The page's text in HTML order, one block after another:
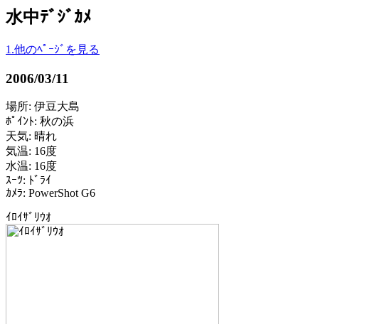
水中ﾃﾞｼﾞｶﾒ
1.他のﾍﾟｰｼﾞを見る
2006/03/11
場所: 伊豆大島
ﾎﾟｲﾝﾄ: 秋の浜
天気: 晴れ
気温: 16度
水温: 16度
ｽｰﾂ: ﾄﾞﾗｲ
ｶﾒﾗ: PowerShot G6
ｲﾛｲｻﾞﾘｳｵ